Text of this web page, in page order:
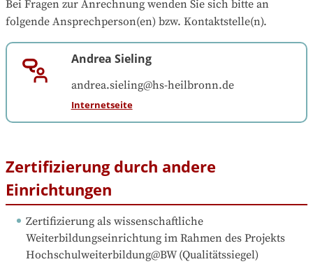
Bei Fragen zur Anrechnung wenden Sie sich bitte an
folgende Ansprechperson(en) bzw. Kontaktstelle(n).
Andrea Sieling
andrea.sieling@hs-heilbronn.de
Internetseite
Zertifizierung durch andere
Einrichtungen
Zertifizierung als wissenschaftliche
Weiterbildungseinrichtung im Rahmen des Projekts
Hochschulweiterbildung@BW (Qualitätssiegel)